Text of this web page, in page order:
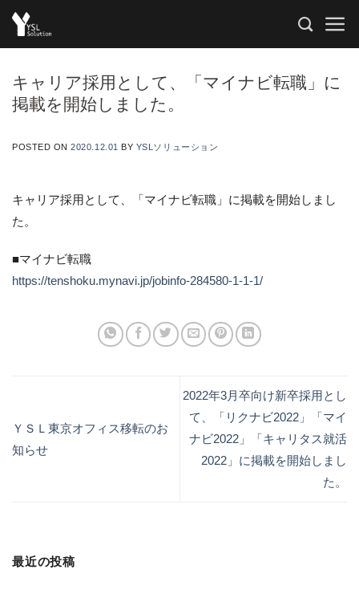
Skip
キャリア採用として、「マイナビ転職」に
掲載を開始しました。
POSTED ON2020.12.01 BY YSLソリューション
キャリア採用として、「マイナビ転職」に掲載を開始しまし
た。
■マイナビ転職
https://tenshoku.mynavi.jp/jobinfo-284580-1-1-1/
ＹＳＬ東京オフィス移転のお
知らせ
2022年3月卒向け新卒採用とし
て、「リクナビ2022」「マイ
ナビ2022」「キャリタス就活
2022」に掲載を開始しまし
た。
最近の投稿